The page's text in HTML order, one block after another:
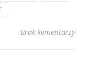
Brak komentarzy